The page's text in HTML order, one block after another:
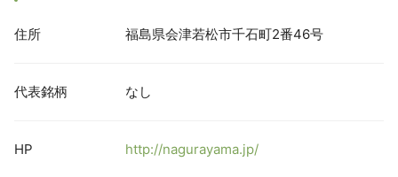
住所 福島県会津若松市千石町2番46号
代表銘柄 なし
HP http://nagurayama.jp/